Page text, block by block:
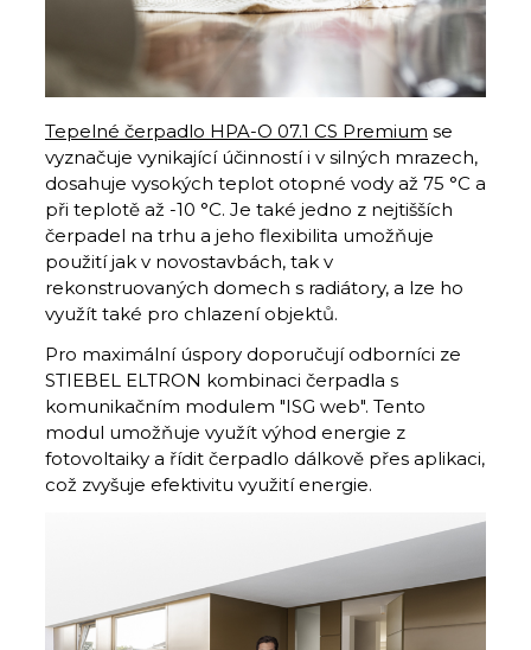
Tepelné čerpadlo HPA-O 07.1 CS Premium se
vyznačuje vynikající účinností i v silných mrazech,
dosahuje vysokých teplot otopné vody až 75 °C a
při teplotě až -10 °C. Je také jedno z nejtišších
čerpadel na trhu a jeho flexibilita umožňuje
použití jak v novostavbách, tak v
rekonstruovaných domech s radiátory, a lze ho
využít také pro chlazení objektů.
Pro maximální úspory doporučují odborníci ze
STIEBEL ELTRON kombinaci čerpadla s
komunikačním modulem "ISG web". Tento
modul umožňuje využít výhod energie z
fotovoltaiky a řídit čerpadlo dálkově přes aplikaci,
což zvyšuje efektivitu využití energie.